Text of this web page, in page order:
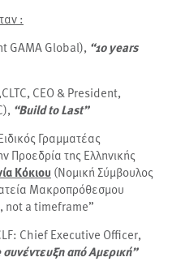
:
GAMA Global), “10 years
CEO & President,
“Build to Last”
Γραμματέας
Προεδρία της Ελληνικής
Κόκιου (Νομική Σύμβουλος
Μακροπρόθεσμου
not a timeframe”
Chief Executive Officer,
συνέντευξη από Αμερική”